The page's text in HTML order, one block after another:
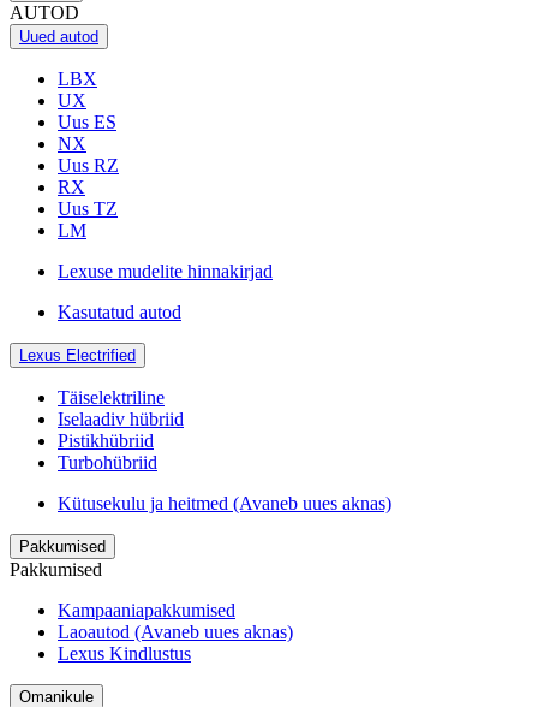
AUTOD
Uued autod
LBX
UX
Uus ES
NX
Uus RZ
RX
Uus TZ
LM
Lexuse mudelite hinnakirjad
Kasutatud autod
Lexus Electrified
Täiselektriline
Iselaadiv hübriid
Pistikhübriid
Turbohübriid
Kütusekulu ja heitmed (Avaneb uues aknas)
Pakkumised
Pakkumised
Kampaaniapakkumised
Laoautod (Avaneb uues aknas)
Lexus Kindlustus
Omanikule